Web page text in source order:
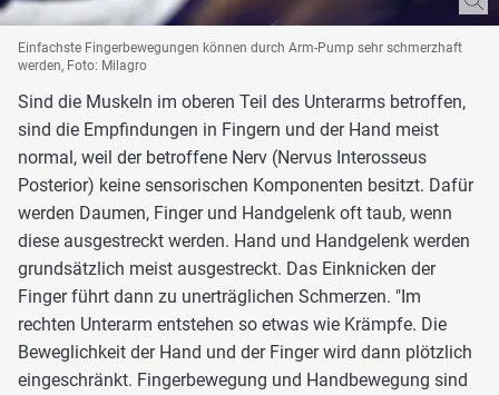
Einfachste Fingerbewegungen können durch Arm-Pump sehr schmerzhaft
werden, Foto: Milagro
Sind die Muskeln im oberen Teil des Unterarms betroffen,
sind die Empfindungen in Fingern und der Hand meist
normal, weil der betroffene Nerv (Nervus Interosseus
Posterior) keine sensorischen Komponenten besitzt. Dafür
werden Daumen, Finger und Handgelenk oft taub, wenn
diese ausgestreckt werden. Hand und Handgelenk werden
grundsätzlich meist ausgestreckt. Das Einknicken der
Finger führt dann zu unerträglichen Schmerzen. "Im
rechten Unterarm entstehen so etwas wie Krämpfe. Die
Beweglichkeit der Hand und der Finger wird dann plötzlich
eingeschränkt. Fingerbewegung und Handbewegung sind